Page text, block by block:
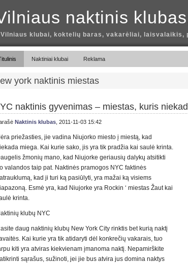
naktinis
Vilniaus klubai, koktelių baras, vakarėliai, laisvalaikis,
Naktiniai klubai Reklama
york naktinis miestas
naktinis gyvenimas – miestas, kuris
Naktinis klubas , 2011-11-03 15:42
priežasties, jie vadina Niujorko miesto į miestą, kad
miega. Kai kurie sako, jis yra tik pradžia kai saulė krinta.
žmonių mano, kad Niujorke geriausių dalykų atsitikti
valandos taip pat. Naktinės pramogos NYC faktinės
kad ji turi ką pasiūlyti, yra mažai ką visiems
Esmė yra, kad Niujorke yra Rockin ‘ miestas Žaut kai
krinta.
klubų NYC
daug naktinių klubų New York City rinktis bet kurią naktį
Kai kurie yra tik atidaryti dėl konkrečių vakarais, tuo
kiti yra atviras kiekvienam įmanoma naktį. Nepamirškite
sąrašus, sužinoti, jei jie bus atvira jus domina naktys